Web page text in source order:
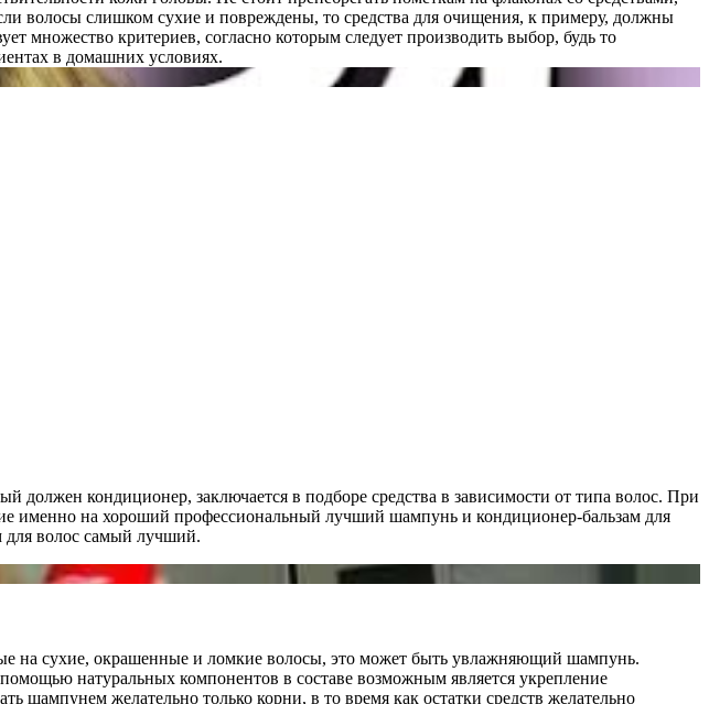
волосы слишком сухие и повреждены, то средства для очищения, к примеру, должны
множество критериев, согласно которым следует производить выбор, будь то
в домашних условиях.
кондиционер, заключается в подборе средства в зависимости от типа волос. При
именно на хороший профессиональный лучший шампунь и кондиционер-бальзам для
для волос самый лучший.
на сухие, окрашенные и ломкие волосы, это может быть увлажняющий шампунь.
натуральных компонентов в составе возможным является укрепление
желательно только корни, в то время как остатки средств желательно